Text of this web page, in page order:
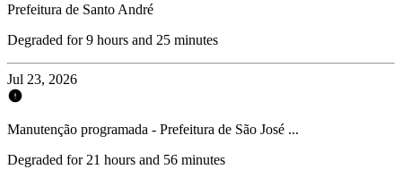
Prefeitura de Santo André
Degraded for 9 hours and 25 minutes
Jul 23, 2026
Manutenção programada - Prefeitura de São José ...
Degraded for 21 hours and 56 minutes